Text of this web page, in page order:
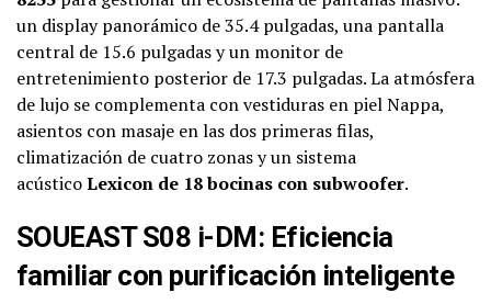
un display panorámico de 35.4 pulgadas, una pantalla
central de 15.6 pulgadas y un monitor de
entretenimiento posterior de 17.3 pulgadas. La atmósfera
de lujo se complementa con vestiduras en piel Nappa,
asientos con masaje en las dos primeras filas,
climatización de cuatro zonas y un sistema
acústicoLexicon de 18 bocinas con subwoofer.
SOUEAST S08 i-DM: Eficiencia
familiar con purificación inteligente